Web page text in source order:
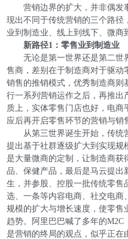
营销边界的扩大，并非偶发
现出不同于传统营销的三个路径
业到制造业、线上到线下、微商
新路径1：零售业到制造业
无论是第一世界还是第二世
售商，差别在于制造商对于驱动
销售的推销模式，优秀制造商则
行一系列营销运作之后，再推出
质上，实体零售门店也好，电
应后再开启零售环节的营销与销
从第三世界诞生开始，传统
提出基于社群逐级扩大到实现规
是大量微商的定制，让制造商获
品、保健产品，最后是马云提出
生，并参股、控股一批传统零售
选、一条等内容电商、社交电商
规模的扩大与增长速度，使零售
趋势。阿里巴巴喊了多年的
是营销的终局的观点，似乎正在